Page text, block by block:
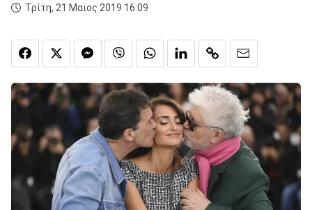
Τρίτη, 21 Μαϊος 2019 16:09